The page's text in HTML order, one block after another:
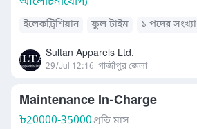
ইলেকট্রিশিয়ান ফুল টাইম ১ পদের সংখ্যা
Sultan Apparels Ltd.
29/Jul 12:16 গাজীপুর জেলা
Maintenance In-Charge
৳20000-35000প্রতি মাস